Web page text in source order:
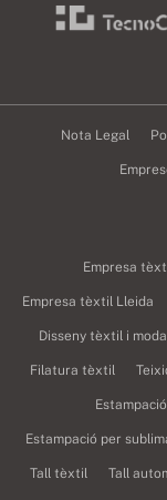
Nota Legal
Empresa
Empresa tèxtil Lleida
Disseny tèxtil i moda
Filatura tèxtil
Estampació per
Tall tèxtil Tall